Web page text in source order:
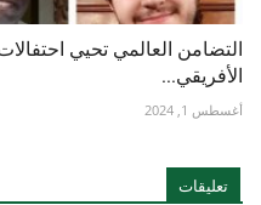
التضامن العالمي تحيي
الأفريقي...
أغسطس 1, 2024
تعليقات